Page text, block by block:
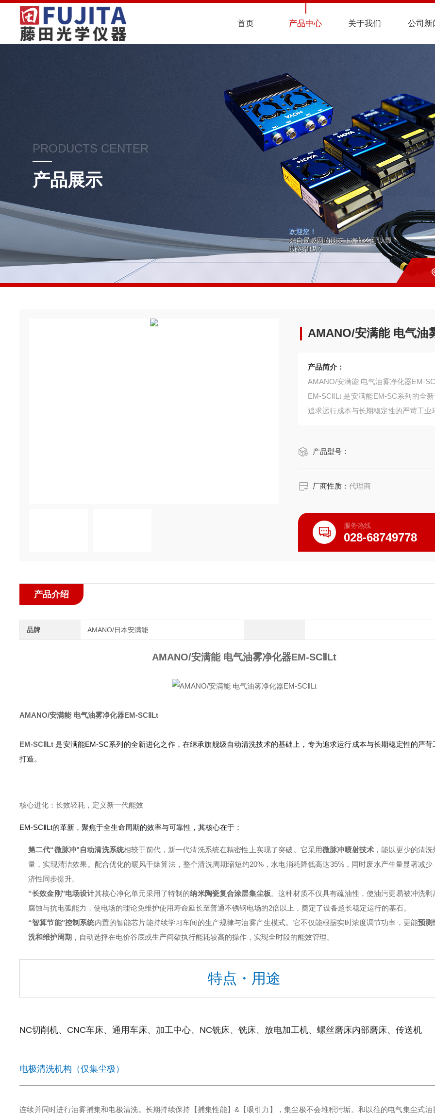
欢迎您！
来自局域网的朋友！有什么可以帮
助您的吗？
首页 产品中心 关于我们 公司新
PRODUCTS CENTER
产品展示
AMANO/安满能 电气油
产品简介：
AMANO/安满能 电气油雾净化器EM-
EM-SCⅡLt 是安满能EM-SC系列的全
追求运行成本与长期稳定性的严苛工业
产品型号：
厂商性质：代理商
服务热线
028-68749778
产品介绍
品牌 AMANO/日本安满能
AMANO/安满能 电气油雾净化器EM-SCⅡLt
AMANO/安满能 电气油雾净化器EM-SCⅡLt
EM-SCⅡLt 是安满能EM-SC系列的全新进化之作，在继承旗舰级自动清洗技术的基础上，专为追求运行成本与长期稳定性的严苛
打造。
核心进化：长效轻耗，定义新一代能效
EM-SCⅡLt的革新，聚焦于全生命周期的效率与可靠性，其核心在于：
第二代“微脉冲"自动清洗系统相较于前代，新一代清洗系统在精密性上实现了突破。它采用微脉冲喷射技术 ，能以更少的清
量，实现清洁效果。配合优化的暖风干燥算法，整个清洗周期缩短约20%，水电消耗降低高达35%，同时废水产生量显著减少
济性同步提升。
“长效金刚"电场设计其核心净化单元采用了特制的纳米陶瓷复合涂层集尘板。这种材质不仅具有疏油性，使油污更易被冲洗剥
腐蚀与抗电弧能力，使电场的理论免维护使用寿命延长至普通不锈钢电场的2倍以上，奠定了设备超长稳定运行的基石。
“智算节能"控制系统内置的智能芯片能持续学习车间的生产规律与油雾产生模式。它不仅能根据实时浓度调节功率，更能预测
洗和维护周期 ，自动选择在电价谷底或生产间歇执行能耗较高的操作，实现全时段的能效管理。
特点・用途
NC切削机、CNC车床、通用车床、加工中心、NC铣床、铣床、放电加工机、螺丝磨床内部磨床、传送机
电极清洗机构（仅集尘极）
连续并同时进行油雾捕集和电极清洗。 长期持续保持【捕集性能】&【吸引力】，集尘极不会堆积污垢。和以往的电气集尘式油